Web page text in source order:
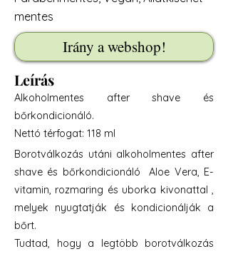
mentes
Irány a webshop!
Leírás
Alkoholmentes after shave és
bőrkondicionáló.
Nettó térfogat: 118 ml
Borotválkozás utáni alkoholmentes after
shave és bőrkondicionáló Aloe Vera, E-
vitamin, rozmaring és uborka kivonattal ,
melyek nyugtatják és kondicionálják a
bőrt.
Tudtad, hogy a legtöbb borotválkozás